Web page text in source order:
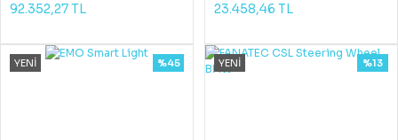
92.352,27 TL 23.458,46 TL
YENİ %45 YENİ %13